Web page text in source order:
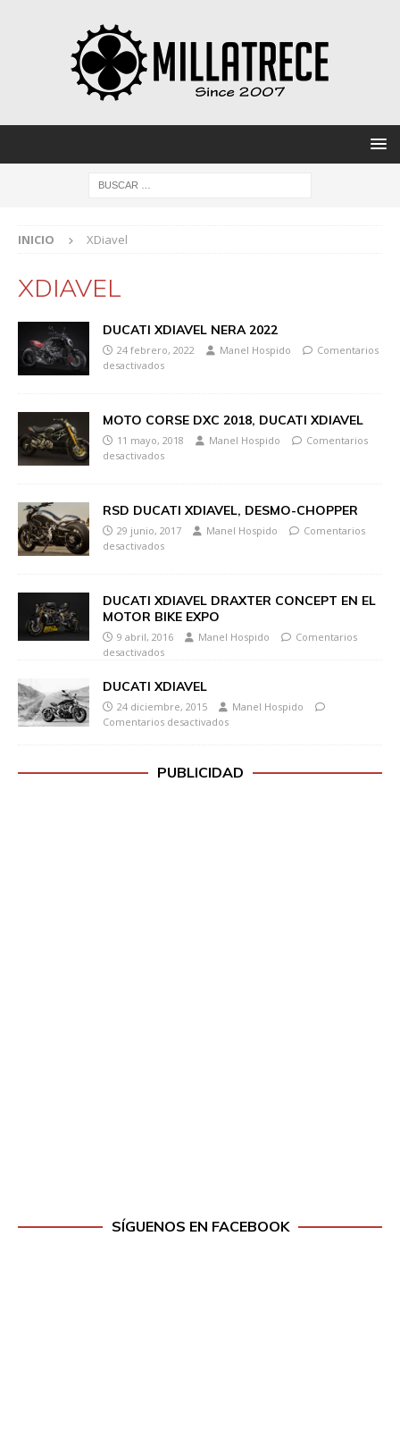
INICIO XDiavel
XDIAVEL
DUCATI XDIAVEL NERA 2022
24 febrero, 2022 Manel Hospido
Comentarios
desactivados
MOTO CORSE DXC 2018, DUCATI XDIAVEL
11 mayo, 2018 Manel Hospido
Comentarios
desactivados
RSD DUCATI XDIAVEL, DESMO-CHOPPER
29 junio, 2017 Manel Hospido
Comentarios
desactivados
DUCATI XDIAVEL DRAXTER CONCEPT EN EL
MOTOR BIKE EXPO
9 abril, 2016 Manel Hospido
Comentarios
desactivados
DUCATI XDIAVEL
24 diciembre, 2015
Manel Hospido
Comentarios desactivados
PUBLICIDAD
SÍGUENOS EN FACEBOOK